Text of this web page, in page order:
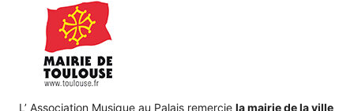
L’ Association Musique au Palais remercie la mairie de la ville